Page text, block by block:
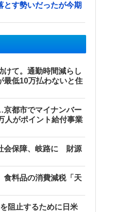
とす勢いだったが今期
けて。通勤時間減らし
最低10万払わないと住
都市でマイナンバー
人がポイント給付事業
会保障、岐路に 財源
食料品の消費減税「天
阻止するために日米